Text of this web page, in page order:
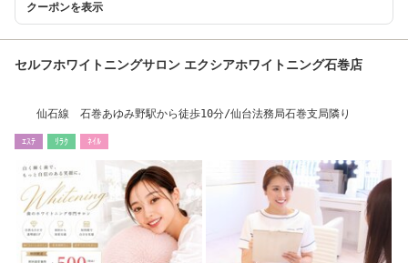
クーポンを表示
セルフホワイトニングサロン エクシアホワイトニング石巻店
仙石線 石巻あゆみ野駅から徒歩10分/仙台法務局石巻支局隣り
ｴｽﾃ ﾘﾗｸ ﾈｲﾙ